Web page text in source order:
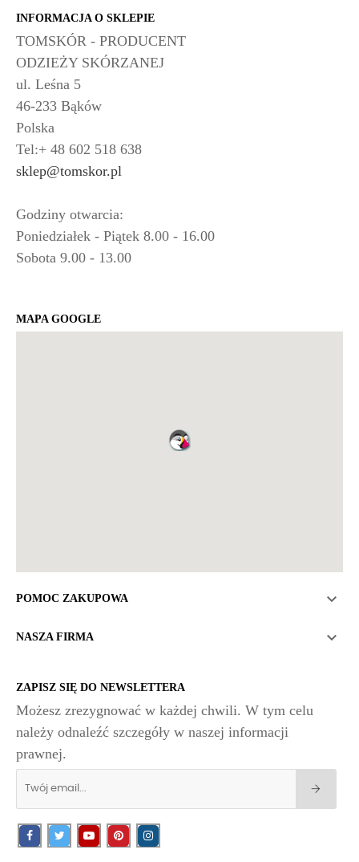
INFORMACJA O SKLEPIE
TOMSKÓR - PRODUCENT
ODZIEŻY SKÓRZANEJ
ul. Leśna 5
46-233 Bąków
Polska
Tel:+ 48 602 518 638
sklep@tomskor.pl
Godziny otwarcia:
Poniedziałek - Piątek 8.00 - 16.00
Sobota 9.00 - 13.00
MAPA GOOGLE
POMOC ZAKUPOWA 
NASZA FIRMA 
ZAPISZ SIĘ DO NEWSLETTERA
Możesz zrezygnować w każdej chwili. W tym celu
należy odnaleźć szczegóły w naszej informacji
prawnej.